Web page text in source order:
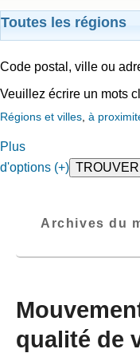
Toutes les régions
Code postal, ville ou
Veuillez écrire un mots
Régions et villes à
Plus
d'options (+)
Archives du
qualité de